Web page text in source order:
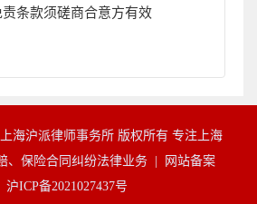
条款须磋商合意方有效
海沪派律师事务所 版权所有 专注上海
、保险合同纠纷法律业务 |
网站备案
沪ICP备2021027437号